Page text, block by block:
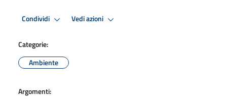
Condividi Vedi azioni
Categorie:
Ambiente
Argomenti: